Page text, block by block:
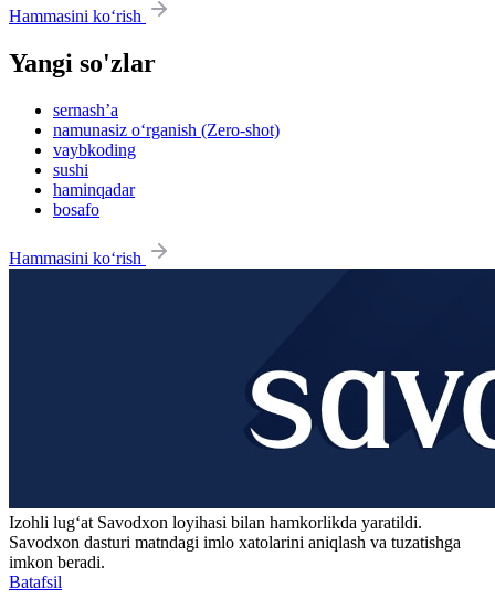
Hammasini ko‘rish
Yangi so'zlar
sernash’a
namunasiz o‘rganish (Zero-shot)
vaybkoding
sushi
haminqadar
bosafo
Hammasini ko‘rish
Izohli lugʻat Savodxon loyihasi bilan hamkorlikda yaratildi.
Savodxon dasturi matndagi imlo xatolarini aniqlash va tuzatishga
imkon beradi.
Batafsil